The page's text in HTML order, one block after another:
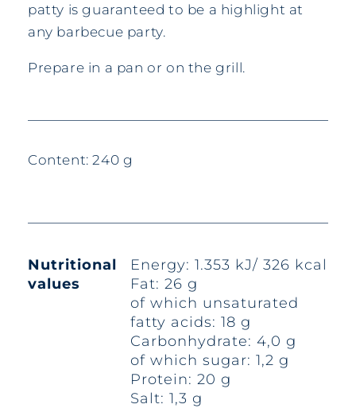
patty is guaranteed to be a highlight at
any barbecue party.
Prepare in a pan or on the grill.
Content: 240 g
Nutritional
values
Energy: 1.353 kJ/ 326 kcal
Fat: 26 g
of which unsaturated
fatty acids: 18 g
Carbonhydrate: 4,0 g
of which sugar: 1,2 g
Protein: 20 g
Salt: 1,3 g